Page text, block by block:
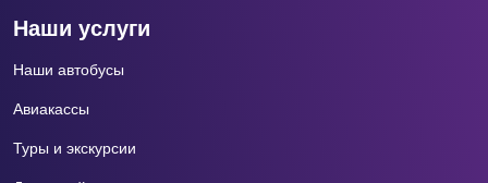
Наши услуги
Наши автобусы
Авиакассы
Туры и экскурсии